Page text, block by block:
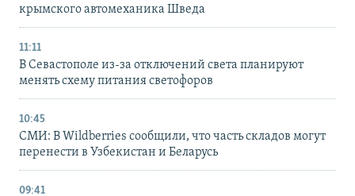
крымского автомеханика Шведа
11:11
В Севастополе из-за отключений света планируют
менять схему питания светофоров
10:45
СМИ: В Wildberries сообщили, что часть складов могут
перенести в Узбекистан и Беларусь
09:41